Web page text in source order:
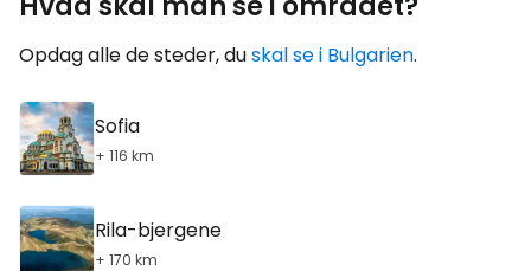
Opdag alle de steder, duskal se i Bulgarien.
Sofia
+ 116 km
Rila-bjergene
+ 170 km